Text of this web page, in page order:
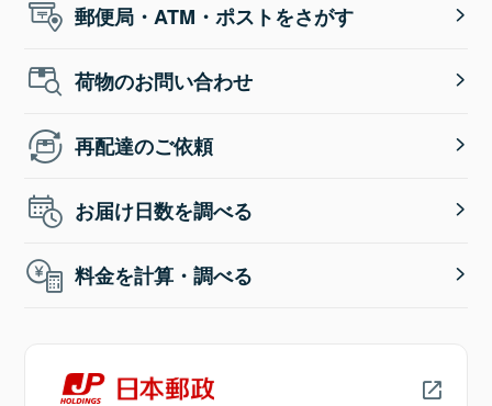
郵便局・ATM・ポストをさがす
荷物のお問い合わせ
再配達のご依頼
お届け日数を調べる
料金を計算・調べる